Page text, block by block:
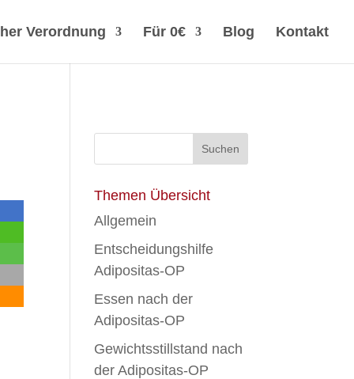
Verordnung Für 0€ Blog Kontakt
Themen Übersicht
Allgemein
Entscheidungshilfe
Adipositas-OP
Essen nach der
Adipositas-OP
Gewichtsstillstand nach
der Adipositas-OP